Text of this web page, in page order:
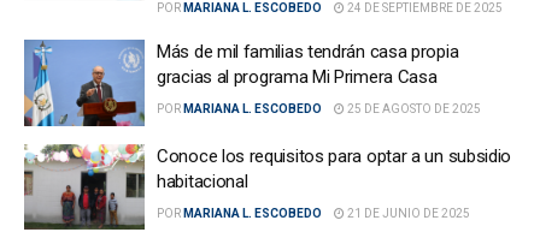
POR MARIANA L. ESCOBEDO 24 DE SEPTIEMBRE DE 2025
Más de mil familias tendrán casa propia
gracias al programa Mi Primera Casa
POR MARIANA L. ESCOBEDO 25 DE AGOSTO DE 2025
Conoce los requisitos para optar a un subsidio
habitacional
POR MARIANA L. ESCOBEDO 21 DE JUNIO DE 2025